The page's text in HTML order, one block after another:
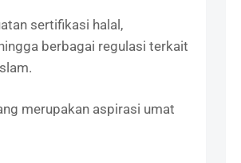
sertifikasi halal,
berbagai regulasi terkait
merupakan aspirasi umat